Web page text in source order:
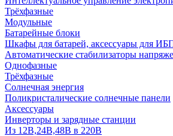
Трёхфазные
Модульные
Батарейные блоки
Шкафы для батарей, аксессуары для
Автоматические стабилизаторы
Однофазные
Трёхфазные
Солнечная энергия
Поликристалические солнечные панели
Аксессуары
Инверторы и зарядные станции
Из 12В,24В,48В в 220В